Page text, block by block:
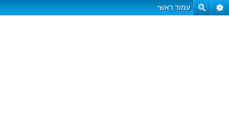
עמוד ראשי